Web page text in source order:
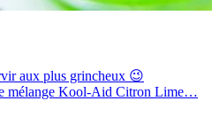
aux plus grincheux 😉
mélange Kool-Aid Citron Lime…